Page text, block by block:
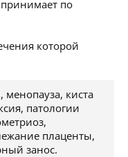
по
которой
киста
патологии
плаценты,
занос.